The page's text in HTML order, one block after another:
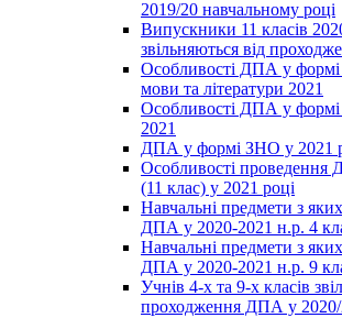
2019/20 навчальному році
Випускники 11 класів
звільняються від
Особливості ДПА у формі
мови та літератури 2021
Особливості ДПА у
2021
ДПА у формі ЗНО у 2021
Особливості
(11 клас) у 2021 році
Навчальні предмети з
ДПА у 2020-2021 н.р. 4
Навчальні предмети з
ДПА у 2020-2021 н.р. 9
Учнів 4-х та 9-х класів
проходження ДПА у 2020/